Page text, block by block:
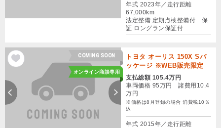
年式 2023年／走行距離
67,000km
法定整備 定期点検整備付 保
証 ロングラン保証付
COMING SOON
オンライン商談専用
トヨタ オーリス 150X Sパ
ッケージ ※WEB販売限定
支払総額 105.4万円
車両価格 95万円 諸費用10.4
万円
※価格は8月登録の場合 消費税10％
込
年式 2015年／走行距離